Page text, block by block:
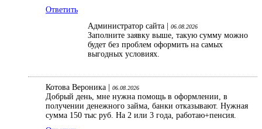
Ответить
Администратор сайта |
06.08.2026
Заполните заявку выше, такую сумму можно
будет без проблем оформить на самых
выгодных условиях.
Котова Вероника | 06.08.2026
Добрый день, мне нужна помощь в оформлении, в
получении денежного займа, банки отказывают. Нужная
сумма 150 тыс руб. На 2 или 3 года, работаю+пенсия.